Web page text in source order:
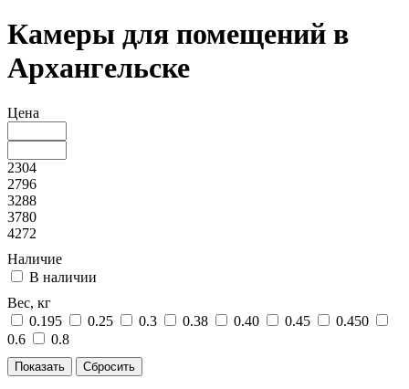
Камеры для помещений в
Архангельске
Цена
2304
2796
3288
3780
4272
Наличие
В наличии
Вес, кг
0.195
0.25 0.3 0.38 0.40 0.45
0.450
0.6
0.8